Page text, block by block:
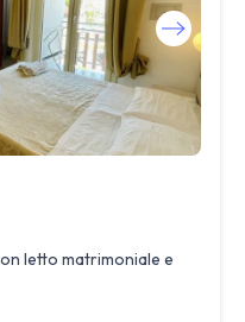
letto matrimoniale e